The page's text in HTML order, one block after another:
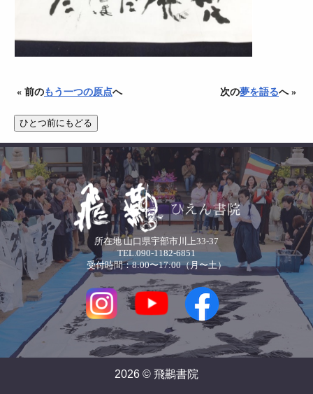
« 前のもう一つの原点へ 次の夢を語るへ »
所在地 山口県宇部市川上33-37
TEL.090-1182-6851
受付時間：8:00〜17:00（月〜土）
2026 © 飛䴏書院